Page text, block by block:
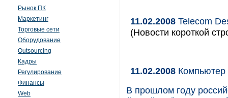
Рынок ПК
Маркетинг
Торговые сети
Оборудование
Outsourcing
Кадры
Регулирование
Финансы
Web
11.02.2008 Telecom
(Новости короткой
11.02.2008 Компьютер
В прошлом году